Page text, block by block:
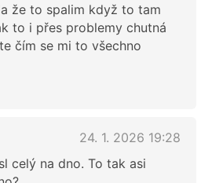
že to spalim když to tam
to i přes problemy chutná
čím se mi to všechno
24. 1. 2026 19:28
celý na dno. To tak asi